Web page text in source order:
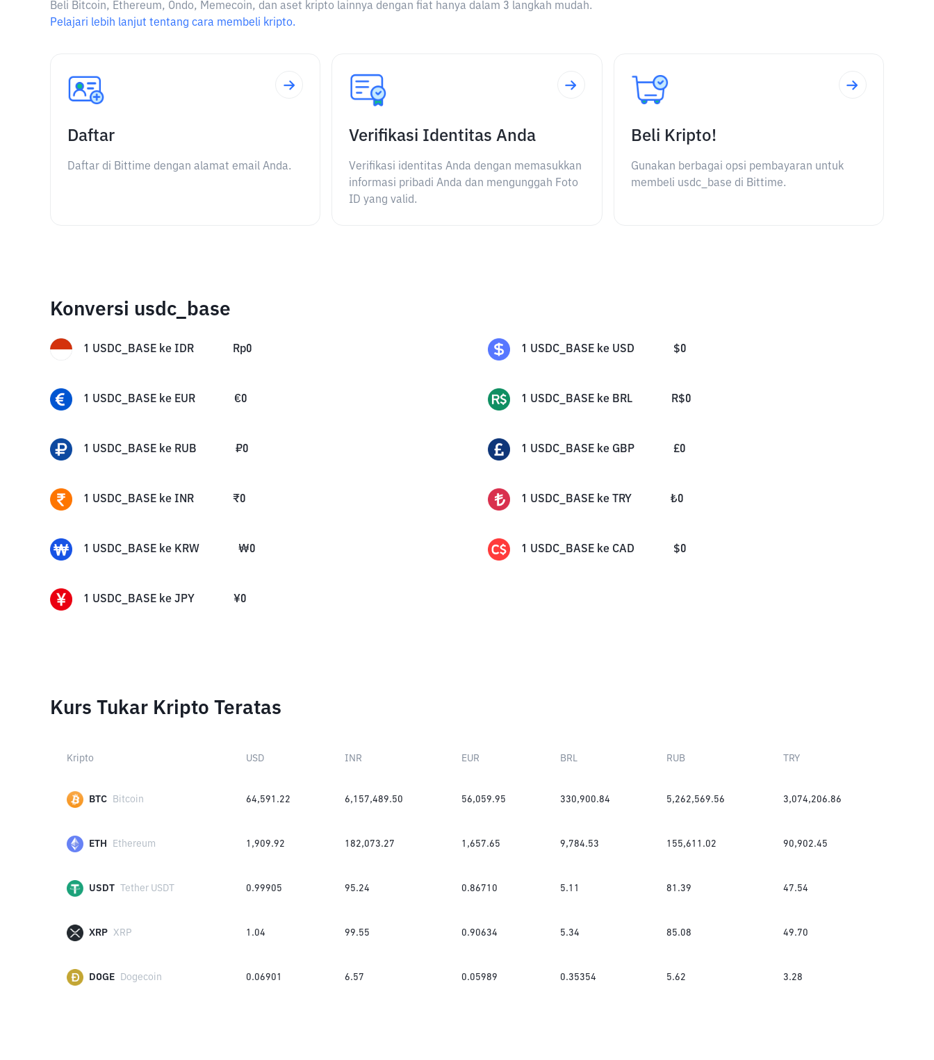
Beli Bitcoin, Ethereum, Ondo, Memecoin, dan aset kripto lainnya dengan fiat hanya dalam 3 langkah mudah.
Pelajari lebih lanjut tentang cara membeli kripto.
Daftar
Daftar di Bittime dengan alamat email Anda.
Verifikasi Identitas Anda
Verifikasi identitas Anda dengan memasukkan
informasi pribadi Anda dan mengunggah Foto
ID yang valid.
Beli Kripto!
Gunakan berbagai opsi pembayaran untuk
membeli usdc_base di Bittime.
Konversi usdc_base
1 USDC_BASE ke IDR Rp0 1 USDC_BASE ke USD $0
1 USDC_BASE ke EUR €0 1 USDC_BASE ke BRL R$0
1 USDC_BASE ke RUB ₽0 1 USDC_BASE ke GBP £0
1 USDC_BASE ke INR ₹0 1 USDC_BASE ke TRY ₺0
1 USDC_BASE ke KRW ₩0 1 USDC_BASE ke CAD $0
1 USDC_BASE ke JPY ¥0
Kurs Tukar Kripto Teratas
Kripto USD INR EUR BRL RUB TRY
BTC Bitcoin 64,591.22 6,157,489.50 56,059.95 330,900.84 5,262,569.56 3,074,206.86
ETH Ethereum 1,909.92 182,073.27 1,657.65 9,784.53 155,611.02 90,902.45
USDT Tether USDT 0.99905 95.24 0.86710 5.11 81.39 47.54
XRP XRP 1.04 99.55 0.90634 5.34 85.08 49.70
DOGE Dogecoin 0.06901 6.57 0.05989 0.35354 5.62 3.28